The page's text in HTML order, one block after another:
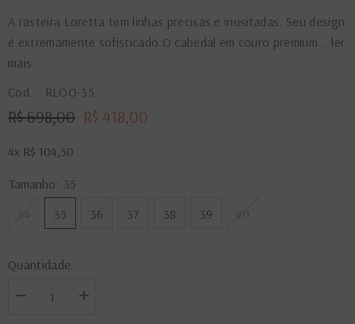
A rasteira Loretta tem linhas precisas e inusitadas. Seu design
é extremamente sofisticado.O cabedal em couro premium... ler
mais
Cod.:
RLOO-35
R$ 698,00 R$ 418,00
4x R$ 104,50
Tamanho: 35
35 36 37 38 39
Quantidade:
Diminuir
Aumentar